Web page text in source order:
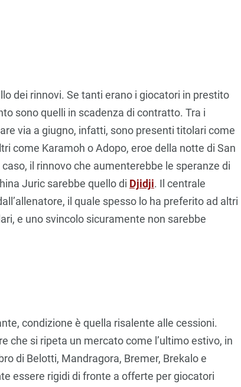
dei rinnovi. Se tanti erano i giocatori in prestito
sono quelli in scadenza di contratto. Tra i
via a giugno, infatti, sono presenti titolari come
come Karamoh o Adopo, eroe della notte di San
il rinnovo che aumenterebbe le speranze di
Juric sarebbe quello di Djidji. Il centrale
il quale spesso lo ha preferito ad altri
e uno svincolo sicuramente non sarebbe
condizione è quella risalente alle cessioni.
che si ripeta un mercato come l’ultimo estivo, in
di Belotti, Mandragora, Bremer, Brekalo e
essere rigidi di fronte a offerte per giocatori